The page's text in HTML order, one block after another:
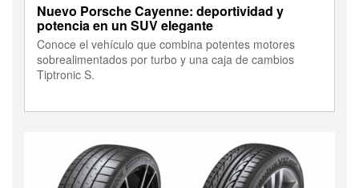
Nuevo Porsche Cayenne: deportividad y
potencia en un SUV elegante
Conoce el vehículo que combina potentes motores
sobrealimentados por turbo y una caja de cambios
Tiptronic S.